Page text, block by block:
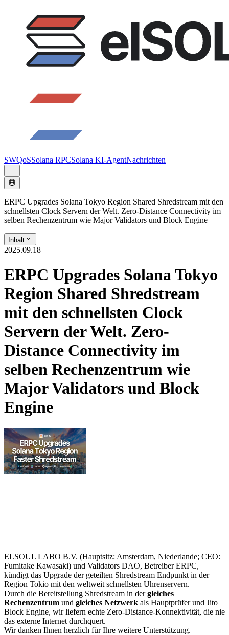
SWQoSSolana RPCSolana KI-AgentNachrichten
ERPC Upgrades Solana Tokyo Region Shared Shredstream mit den
schnellsten Clock Servern der Welt. Zero-Distance Connectivity im
selben Rechenzentrum wie Major Validators und Block Engine
Inhalt
2025.09.18
ERPC Upgrades Solana Tokyo
Region Shared Shredstream
mit den schnellsten Clock
Servern der Welt. Zero-
Distance Connectivity im
selben Rechenzentrum wie
Major Validators und Block
Engine
ELSOUL LABO B.V. (Hauptsitz: Amsterdam, Niederlande; CEO:
Fumitake Kawasaki) und Validators DAO, Betreiber ERPC,
kündigt das Upgrade der geteilten Shredstream Endpunkt in der
Region Tokio mit den weltweit schnellsten Uhrenservern.
Durch die Bereitstellung Shredstream in dergleiches
Rechenzentrum und gleiches Netzwerk als Hauptprüfer und Jito
Block Engine, wir liefern echte Zero-Distance-Konnektivität, die nie
das externe Internet durchquert.
Wir danken Ihnen herzlich für Ihre weitere Unterstützung.